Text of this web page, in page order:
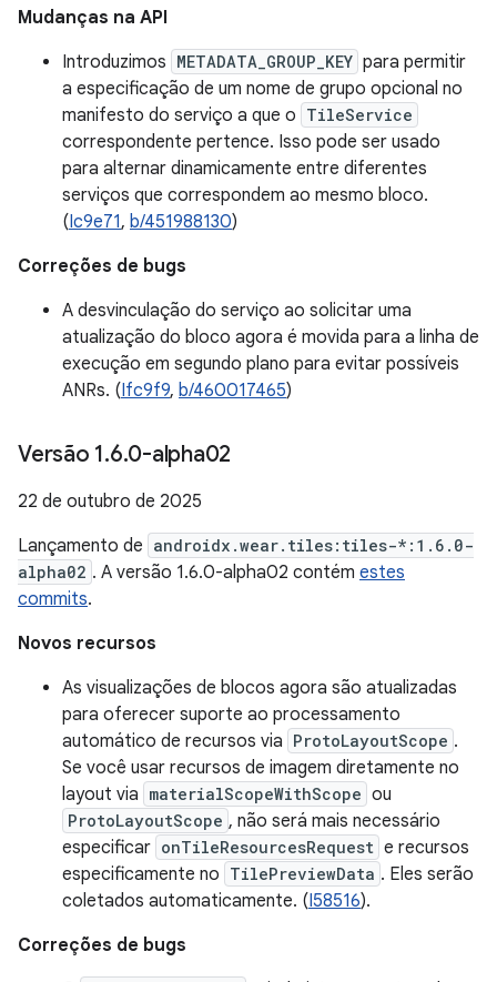
Mudanças na API
Introduzimos METADATA_GROUP_KEY para permitir
a especificação de um nome de grupo opcional no
manifesto do serviço a que o TileService
correspondente pertence. Isso pode ser usado
para alternar dinamicamente entre diferentes
serviços que correspondem ao mesmo bloco.
(Ic9e71, b/451988130)
Correções de bugs
A desvinculação do serviço ao solicitar uma
atualização do bloco agora é movida para a linha de
execução em segundo plano para evitar possíveis
ANRs. (Ifc9f9, b/460017465)
Versão 1.6.0-alpha02
22 de outubro de 2025
Lançamento de androidx.wear.tiles:tiles-*:1.6.0-
alpha02 . A versão 1.6.0-alpha02 contém estes
commits.
Novos recursos
As visualizações de blocos agora são atualizadas
para oferecer suporte ao processamento
automático de recursos via ProtoLayoutScope .
Se você usar recursos de imagem diretamente no
layout via materialScopeWithScope ou
ProtoLayoutScope , não será mais necessário
especificar onTileResourcesRequest e recursos
especificamente no TilePreviewData . Eles serão
coletados automaticamente. (I58516).
Correções de bugs